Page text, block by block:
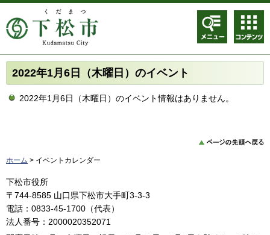
メニュ
ー
コンテ
ンツメ
ニュー
2022年1月6日（木曜日）のイベント
2022年1月6日（木曜日）のイベント情報はありません。
ホーム > イベントカレンダー
下松市役所
〒744-8585 山口県下松市大手町3-3-3
電話：0833-45-1700（代表）
法人番号：2000020352071